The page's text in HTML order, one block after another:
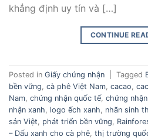
khẳng định uy tín và […]
CONTINUE
Posted in Giấy chứng nhận Tagged
bền vững, cà phê Việt Nam, cacao,
Nam, chứng nhận quốc tế, chứng
nhận xanh, logo ếch xanh, nhãn sinh
sản Việt, phát triển bền vững,
– Dấu xanh cho cà phê, thị trường